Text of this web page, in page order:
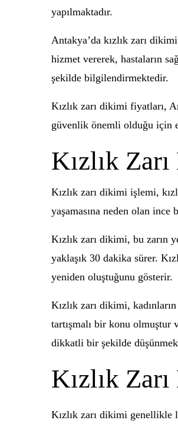
yapılmaktadır.
Antakya’da kızlık zarı
hizmet vererek, hastaların
şekilde bilgilendirmektedir.
Kızlık zarı dikimi fiyatları,
güvenlik önemli olduğu için
Kızlık
Kızlık zarı dikimi işlemi,
yaşamasına neden olan
Kızlık zarı dikimi, bu zarın
yaklaşık 30 dakika sürer.
yeniden oluştuğunu gösterir.
Kızlık zarı dikimi,
tartışmalı bir konu olmuştur
dikkatli bir şekilde
Kızlık
Kızlık zarı dikimi genellikle